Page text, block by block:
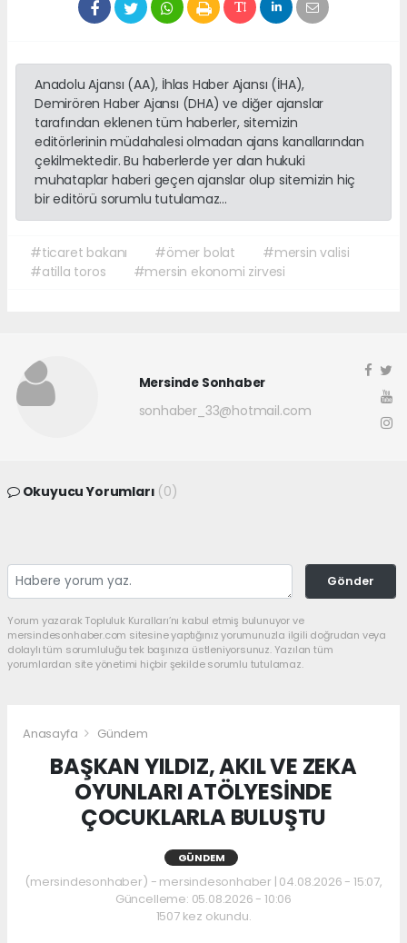
Anadolu Ajansı (AA), İhlas Haber Ajansı (İHA),
Demirören Haber Ajansı (DHA) ve diğer ajanslar
tarafından eklenen tüm haberler, sitemizin
editörlerinin müdahalesi olmadan ajans kanallarından
çekilmektedir. Bu haberlerde yer alan hukuki
muhataplar haberi geçen ajanslar olup sitemizin hiç
bir editörü sorumlu tutulamaz...
#ticaret bakanı #ömer bolat
#mersin valisi
#atilla toros
#mersin ekonomi zirvesi
Mersinde Sonhaber
sonhaber_33@hotmail.com
Okuyucu Yorumları (0)
Gönder
Yorum yazarak Topluluk Kuralları’nı kabul etmiş bulunuyor ve
mersindesonhaber.com sitesine yaptığınız yorumunuzla ilgili doğrudan veya
dolaylı tüm sorumluluğu tek başınıza üstleniyorsunuz. Yazılan tüm
yorumlardan site yönetimi hiçbir şekilde sorumlu tutulamaz.
Anasayfa Gündem
BAŞKAN YILDIZ, AKIL VE ZEKA
OYUNLARI ATÖLYESİNDE
ÇOCUKLARLA BULUŞTU
GÜNDEM
(mersindesonhaber) - mersindesonhaber | 04.08.2026 - 15:07,
Güncelleme: 05.08.2026 - 10:06
1507 kez okundu.